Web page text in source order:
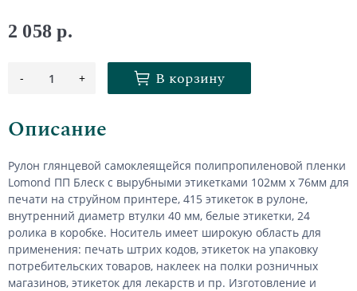
2 058 р.
- 1 + В корзину
Описание
Рулон глянцевой самоклеящейся полипропиленовой пленки
Lomond ПП Блеск с вырубными этикетками 102мм х 76мм для
печати на струйном принтере, 415 этикеток в рулоне,
внутренний диаметр втулки 40 мм, белые этикетки, 24
ролика в коробке. Носитель имеет широкую область для
применения: печать штрих кодов, этикеток на упаковку
потребительских товаров, наклеек на полки розничных
магазинов, этикеток для лекарств и пр. Изготовление и